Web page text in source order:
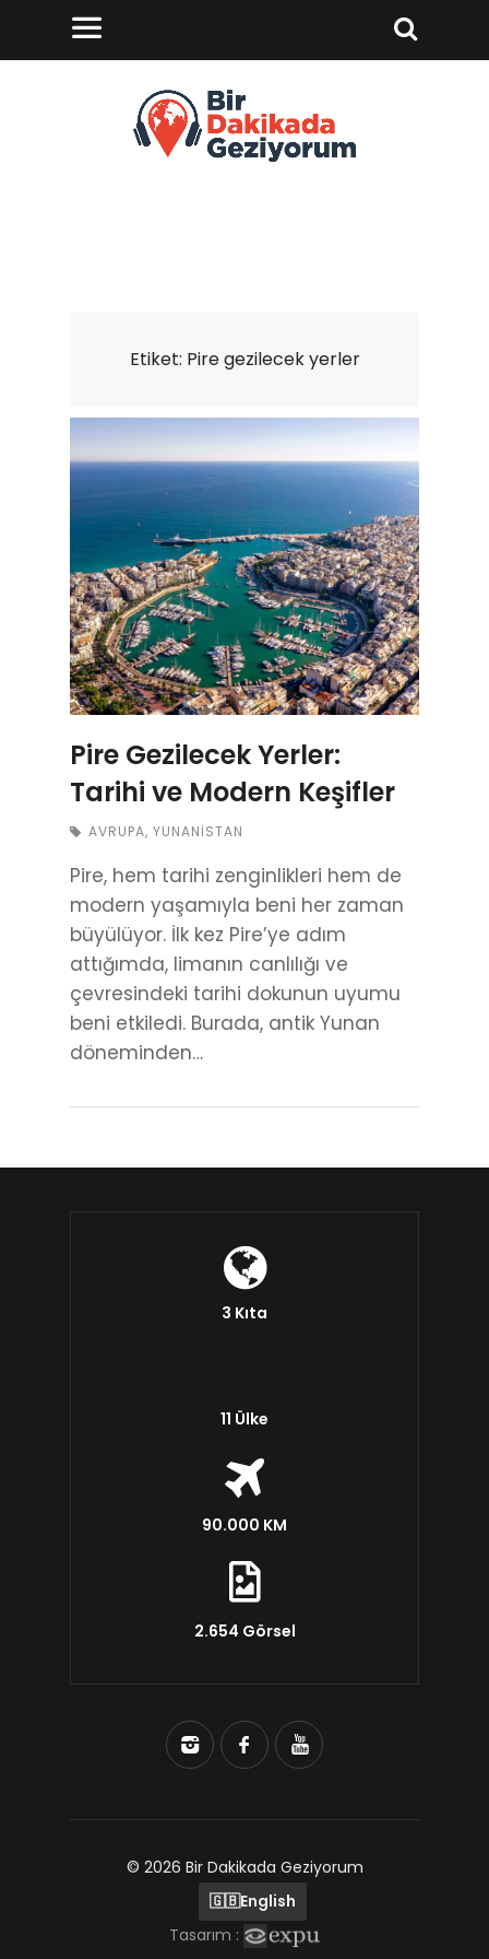
Etiket: Pire gezilecek yerler
Pire Gezilecek Yerler:
Tarihi ve Modern Keşifler
AVRUPA, YUNANISTAN
Pire, hem tarihi zenginlikleri hem de
modern yaşamıyla beni her zaman
büyülüyor. İlk kez Pire’ye adım
attığımda, limanın canlılığı ve
çevresindeki tarihi dokunun uyumu
beni etkiledi. Burada, antik Yunan
döneminden…
3 Kıta
11 Ülke
90.000 KM
2.654 Görsel
© 2026 Bir Dakikada Geziyorum
🇬🇧English
Tasarım :